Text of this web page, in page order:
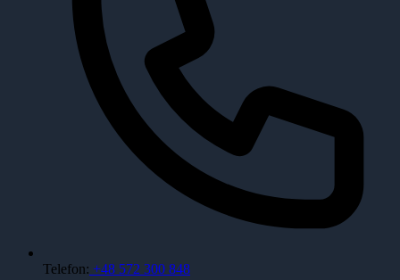
Telefon: +48 572 300 848